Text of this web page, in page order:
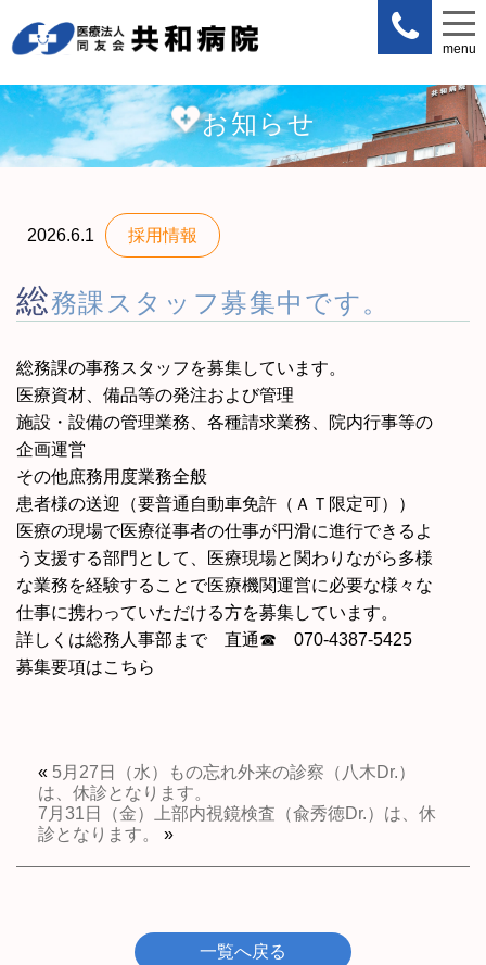
menu
お知らせ
2026.6.1 採用情報
総務課スタッフ募集中です。
総務課の事務スタッフを募集しています。
医療資材、備品等の発注および管理
施設・設備の管理業務、各種請求業務、院内行事等の
企画運営
その他庶務用度業務全般
患者様の送迎（要普通自動車免許（ＡＴ限定可））
医療の現場で医療従事者の仕事が円滑に進行できるよ
う支援する部門として、医療現場と関わりながら多様
な業務を経験することで医療機関運営に必要な様々な
仕事に携わっていただける方を募集しています。
詳しくは総務人事部まで 直通☎ 070-4387-5425
募集要項はこちら
« 5月27日（水）もの忘れ外来の診察（八木Dr.）
は、休診となります。
7月31日（金）上部内視鏡検査（兪秀徳Dr.）は、休
診となります。
»
一覧へ戻る